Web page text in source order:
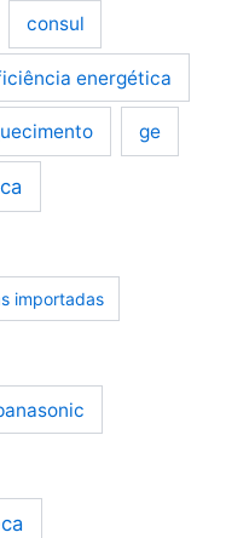
consul
energética
ge
importadas